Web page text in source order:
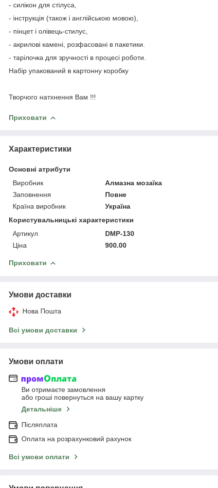
- силікон для стілуса,
- інструкція (також і англійською мовою),
- пінцет і олівець-стилус,
- акрилові камені, розфасовані в пакетики.
- тарілочка для зручності в процесі роботи.
Набір упакований в картонну коробку
Творчого натхнення Вам !!!
Приховати
Характеристики
Основні атрибути
Виробник
Алмазна мозаїка
Заповнення
Повне
Країна виробник
Україна
Користувальницькі характеристики
Артикул
DMP-130
Ціна
900.00
Приховати
Умови доставки
Нова Пошта
Всі умови доставки
Умови оплати
Ви отримаєте замовлення
або гроші повернуться на вашу картку
Детальніше
Післяплата
Оплата на розрахунковий рахунок
Всі умови оплати